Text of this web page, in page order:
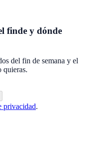
finde y dónde
del fin de semana y el
quieras.
privacidad.